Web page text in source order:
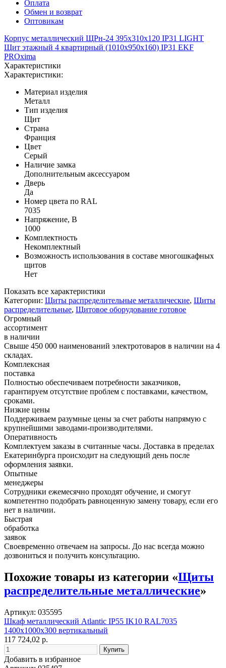
Оплата
Обмен и возврат
Оптовикам
Корпус металлический ЩРн-24 395х310х120 IP31 LIGHT
Щит этажный 4 квартирный (1010х950х160) IP31 EKF
PROxima
Характеристики
Характеристики:
Материал изделия
Металл
Тип изделия
Щит
Страна
Франция
Цвет
Серый
Наличие замка
Дополнительным аксессуаром
Дверь
Да
Номер цвета по RAL
7035
Напряжение, В
1000
Комплектность
Некомплектный
Возможность использования в составе многошкафных
щитов
Нет
Показать все характеристики
Категории: Щиты распределительные металлические, Щиты
распределительные, Щитовое оборудование готовое
Огромный
ассортимент
в наличии
Свыше 450 000 наименований электротоваров в наличии на 4
складах.
Комплексная
поставка
Полностью обеспечиваем потребности заказчиков,
гарантируем отсутствие проблем с поставками, качеством,
сроками.
Низкие цены
Поддерживаем разумные цены за счет работы напрямую с
крупнейшими заводами-производителями.
Оперативность
Комплектуем заказы в считанные часы. Доставка в пределах
Екатеринбурга происходит на следующий день после
оформления заявки.
Опытные
менеджеры
Сотрудники ежемесячно проходят обучение, и смогут
компетентно подобрать равноценную замену товару, если его
нет в наличии.
Быстрая
обработка
заявок
Своевременно отвечаем на запросы. До нас всегда можно
дозвониться и получить консультацию.
Похожие товары из категории «Щиты
распределительные металлические»
Артикул: 035595
Шкаф металлический Atlantic IP55 IK10 RAL7035
1400x1000x300 вертикальный
117 724,02 р.
Добавить в избранное